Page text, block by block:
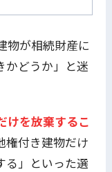
物が相続財産に
かどうか」と迷
けを放棄するこ
権付き建物だけ
る」といった選